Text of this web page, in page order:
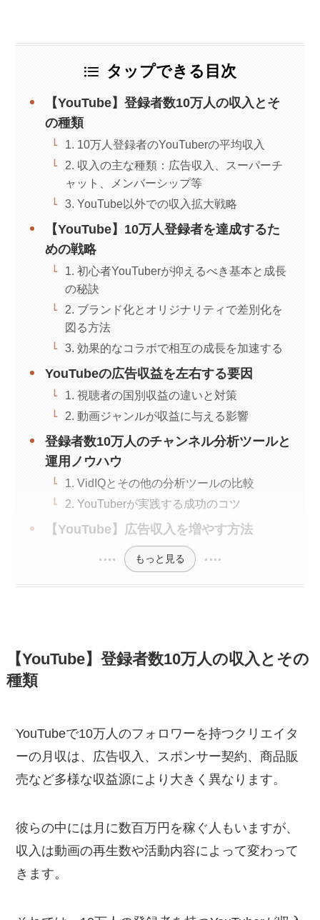
タップできる目次
【YouTube】登録者数10万人の収入とそ
の種類
1. 10万人登録者のYouTuberの平均収入
2. 収入の主な種類：広告収入、スーパーチ
ャット、メンバーシップ等
3. YouTube以外での収入拡大戦略
【YouTube】10万人登録者を達成するた
めの戦略
1. 初心者YouTuberが抑えるべき基本と成長
の秘訣
2. ブランド化とオリジナリティで差別化を
図る方法
3. 効果的なコラボで相互の成長を加速する
YouTubeの広告収益を左右する要因
1. 視聴者の国別収益の違いと対策
2. 動画ジャンルが収益に与える影響
登録者数10万人のチャンネル分析ツールと
運用ノウハウ
1. VidIQとその他の分析ツールの比較
2. YouTuberが実践する成功のコツ
【YouTube】広告収入を増やす方法
もっと見る
【YouTube】登録者数10万人の収入とその
種類
YouTubeで10万人のフォロワーを持つクリエイタ
ーの月収は、広告収入、スポンサー契約、商品販
売など多様な収益源により大きく異なります。
彼らの中には月に数百万円を稼ぐ人もいますが、
収入は動画の再生数や活動内容によって変わって
きます。